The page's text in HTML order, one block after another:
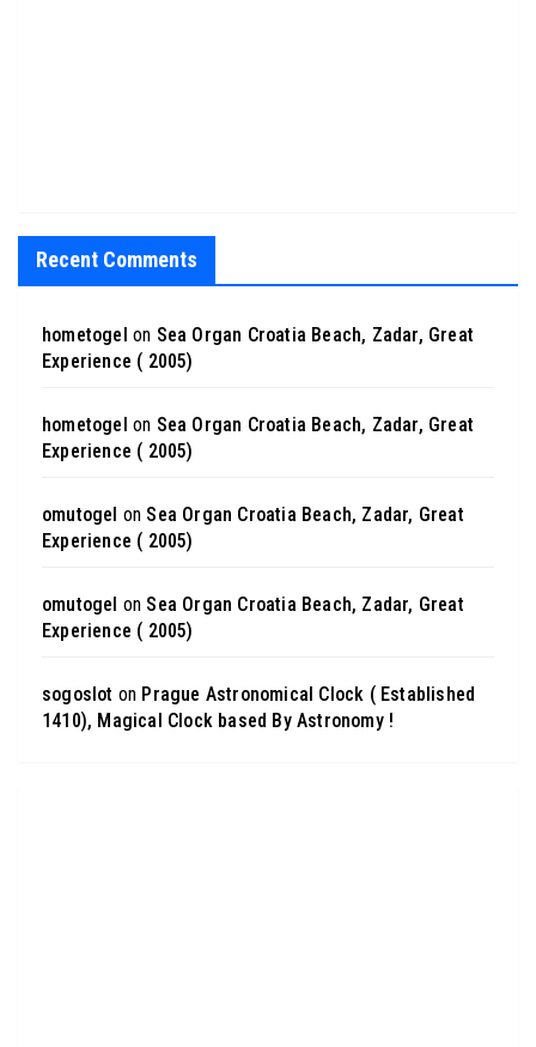
Recent Comments
hometogel on Sea Organ Croatia Beach, Zadar, Great
Experience ( 2005)
hometogel on Sea Organ Croatia Beach, Zadar, Great
Experience ( 2005)
omutogel on Sea Organ Croatia Beach, Zadar, Great
Experience ( 2005)
omutogel on Sea Organ Croatia Beach, Zadar, Great
Experience ( 2005)
sogoslot on Prague Astronomical Clock ( Established
1410), Magical Clock based By Astronomy !